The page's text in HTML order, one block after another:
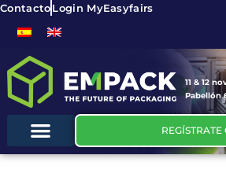
ContactoLogin MyEasyfairs
11 & 12
Pabellón
REGÍSTRATE